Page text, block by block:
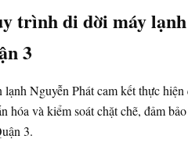
trình di dời máy
3
Nguyễn Phát cam kết thực
hóa và kiểm soát chặt chẽ, đảm
3.